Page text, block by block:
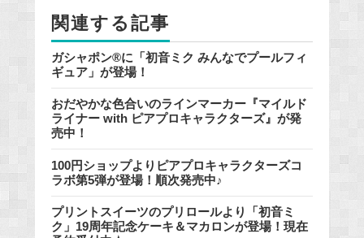
k
関連する記事
ガシャポン®に「初音ミク みんなでプールフィ
ギュア」が登場！
おだやかな色合いのラインマーカー『マイルド
ライナー with ピアプロキャラクターズ』が発
売中！
100円ショップよりピアプロキャラクターズコ
ラボ第5弾が登場！順次発売中♪
プリントスイーツのプリロールより「初音ミ
ク」19周年記念ケーキ＆マカロンが登場！現在